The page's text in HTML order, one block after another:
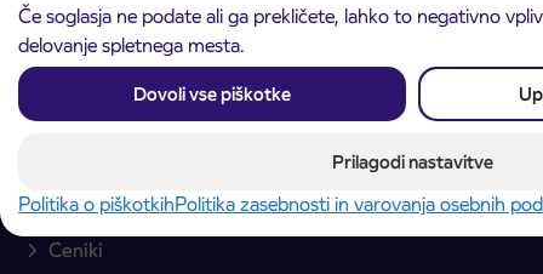
Če soglasja ne podate ali ga prekličete, lahko to negativno
delovanje spletnega mesta.
Dovoli vse piškotke
Prilagodi nastavitve
Politika o piškotkihPolitika zasebnosti in varovanja osebnih
Linijski avtobusni prevozi
Mestni avtobusni prevozi
Mednarodni avtobusni prevozi
IJPP – Integriran javni potniški promet
Prodajna mesta
Ceniki